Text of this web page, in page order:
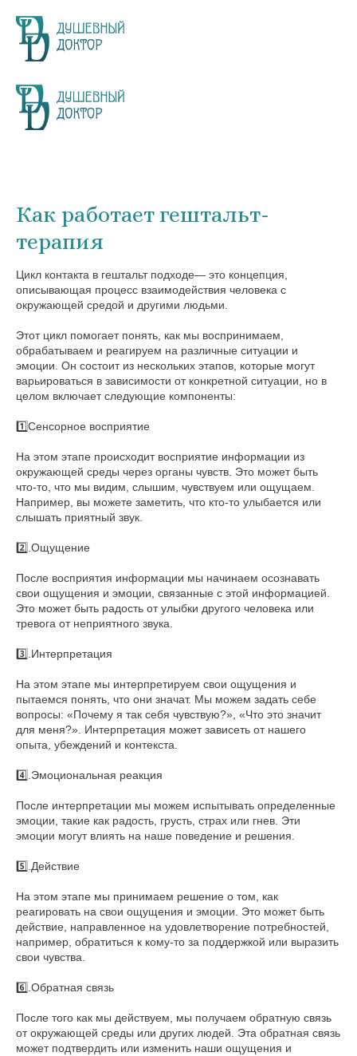
Как работает гештальт-
терапия
Цикл контакта в гештальт подходе— это концепция,
описывающая процесс взаимодействия человека с
окружающей средой и другими людьми.
Этот цикл помогает понять, как мы воспринимаем,
обрабатываем и реагируем на различные ситуации и
эмоции. Он состоит из нескольких этапов, которые могут
варьироваться в зависимости от конкретной ситуации, но в
целом включает следующие компоненты:
1️⃣Сенсорное восприятие
На этом этапе происходит восприятие информации из
окружающей среды через органы чувств. Это может быть
что-то, что мы видим, слышим, чувствуем или ощущаем.
Например, вы можете заметить, что кто-то улыбается или
слышать приятный звук.
2️⃣.Ощущение
После восприятия информации мы начинаем осознавать
свои ощущения и эмоции, связанные с этой информацией.
Это может быть радость от улыбки другого человека или
тревога от неприятного звука.
3️⃣.Интерпретация
На этом этапе мы интерпретируем свои ощущения и
пытаемся понять, что они значат. Мы можем задать себе
вопросы: «Почему я так себя чувствую?», «Что это значит
для меня?». Интерпретация может зависеть от нашего
опыта, убеждений и контекста.
4️⃣.Эмоциональная реакция
После интерпретации мы можем испытывать определенные
эмоции, такие как радость, грусть, страх или гнев. Эти
эмоции могут влиять на наше поведение и решения.
5️⃣.Действие
На этом этапе мы принимаем решение о том, как
реагировать на свои ощущения и эмоции. Это может быть
действие, направленное на удовлетворение потребностей,
например, обратиться к кому-то за поддержкой или выразить
свои чувства.
6️⃣.Обратная связь
После того как мы действуем, мы получаем обратную связь
от окружающей среды или других людей. Эта обратная связь
может подтвердить или изменить наши ощущения и